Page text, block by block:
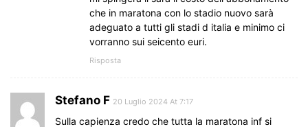
che in maratona con lo stadio nuovo sarà
adeguato a tutti gli stadi d italia e minimo ci
vorranno sui seicento euri.
Risposta
Stefano F 20 Luglio 2024 At 7:17
Sulla capienza credo che tutta la maratona inf si